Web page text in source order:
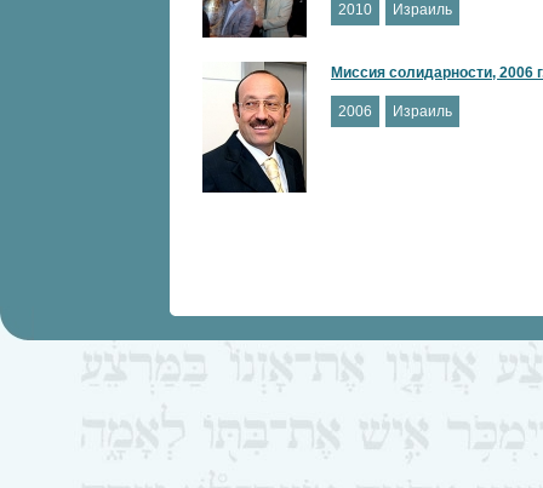
2010 Израиль
Миссия солидарности, 2006
2006 Израиль